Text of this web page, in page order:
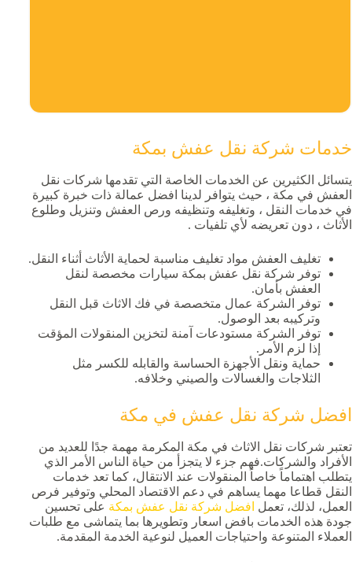
خدمات شركة نقل عفش بمكة
يتسائل الكثيرين عن الخدمات الخاصة التي تقدمها شركات نقل
العفش في مكة ، حيث يتوافر لدينا افضل عمالة ذات خبرة كبيرة
في خدمات النقل ، وتغليفه وتنظيفه ورص العفش وتنزيل وطلوع
الأثاث ، دون تعريضه لأي تلفيات .
تغليف العفش مواد تغليف مناسبة لحماية الأثاث أثناء النقل.
توفر شركة نقل عفش بمكة سيارات مخصصة لنقل
العفش بأمان.
توفر الشركة عمال متخصصة في فك الاثاث قبل النقل
وتركيبه بعد الوصول.
توفر الشركة مستودعات آمنة لتخزين المنقولات المؤقت
إذا لزم الأمر.
حماية ونقل الأجهزة الحساسة والقابله للكسر مثل
الثلاجات والغسالات والصيني وخلافه.
افضل شركة نقل عفش في مكة
تعتبر شركات نقل الاثاث في مكة المكرمة مهمة جدًا للعديد من
الأفراد والشركات.فهم جزء لا يتجزأ من حياة الناس الأمر الذي
يتطلب اهتماماً خاصاً المنقولات عند الانتقال، كما تعد خدمات
النقل قطاعا مهما يساهم في دعم الاقتصاد المحلي وتوفير فرص
العمل، لذلك، تعمل افضل شركة نقل عفش بمكة على تحسين
جودة هذه الخدمات بافض اسعار وتطويرها بما يتماشى مع طلبات
العملاء المتنوعة واحتياجات العميل لنوعية الخدمة المقدمة.